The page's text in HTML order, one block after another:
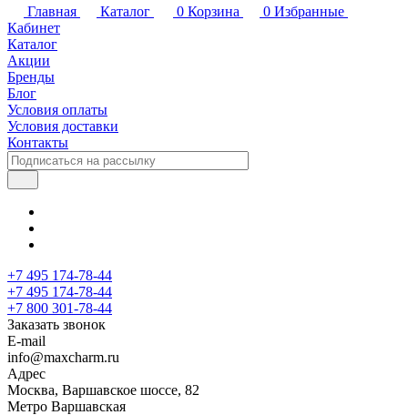
Главная
Каталог 0 Корзина 0 Избранные
Кабинет
Каталог
Акции
Бренды
Блог
Условия оплаты
Условия доставки
Контакты
+7 495 174-78-44
+7 495 174-78-44
+7 800 301-78-44
Заказать звонок
E-mail
info@maxcharm.ru
Адрес
Москва, Варшавское шоссе, 82
Метро Варшавская